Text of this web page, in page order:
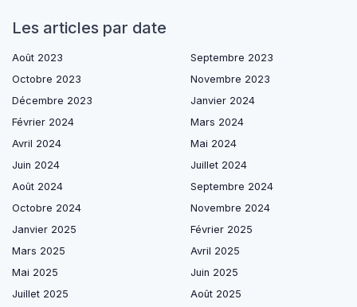
Les articles par date
Août 2023
Septembre 2023
Octobre 2023
Novembre 2023
Décembre 2023
Janvier 2024
Février 2024
Mars 2024
Avril 2024
Mai 2024
Juin 2024
Juillet 2024
Août 2024
Septembre 2024
Octobre 2024
Novembre 2024
Janvier 2025
Février 2025
Mars 2025
Avril 2025
Mai 2025
Juin 2025
Juillet 2025
Août 2025